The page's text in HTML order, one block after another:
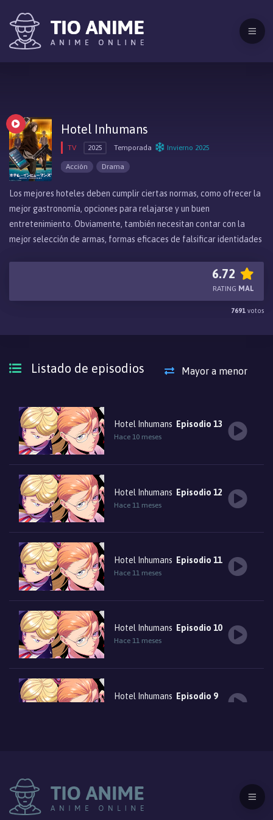
Hotel Inhumans
TV 2025 Temporada Invierno 2025
Acción Drama
Los mejores hoteles deben cumplir ciertas normas, como ofrecer la
mejor gastronomía, opciones para relajarse y un buen
entretenimiento. Obviamente, también necesitan contar con la
mejor selección de armas, formas eficaces de falsificar identidades
frontera de la muerte trabajan dos conserjes, Ikuro Hoshi y Sara
6.72
RATING MAL
7691 votos
Listado de episodios Mayor a menor
Hotel Inhumans Episodio 13
Hace 10 meses
Hotel Inhumans Episodio 12
Hace 11 meses
Hotel Inhumans Episodio 11
Hace 11 meses
Hotel Inhumans Episodio 10
Hace 11 meses
Hotel Inhumans Episodio 9